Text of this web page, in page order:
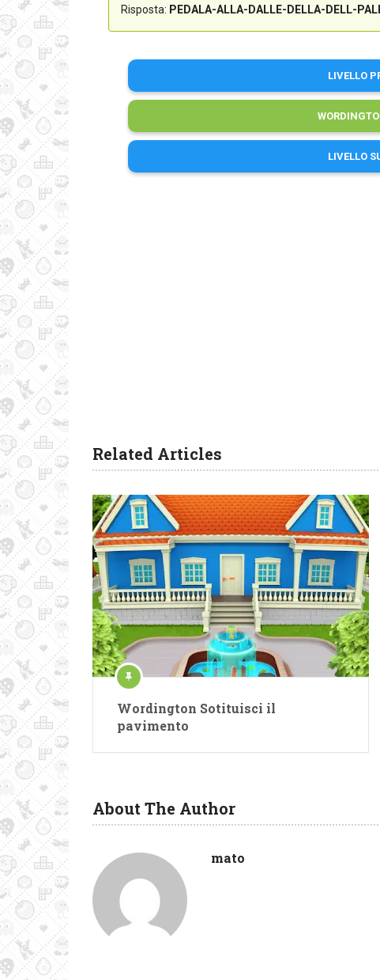
Risposta: PEDALA-ALLA-DALLE-DELLA-DELL-
LIVELLO
LIVELLO
Related Articles
Wordington Sotituisci il
pavimento
About The Author
mato